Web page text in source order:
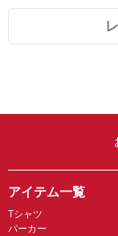
アイテム一覧
Tシャツ
パーカー